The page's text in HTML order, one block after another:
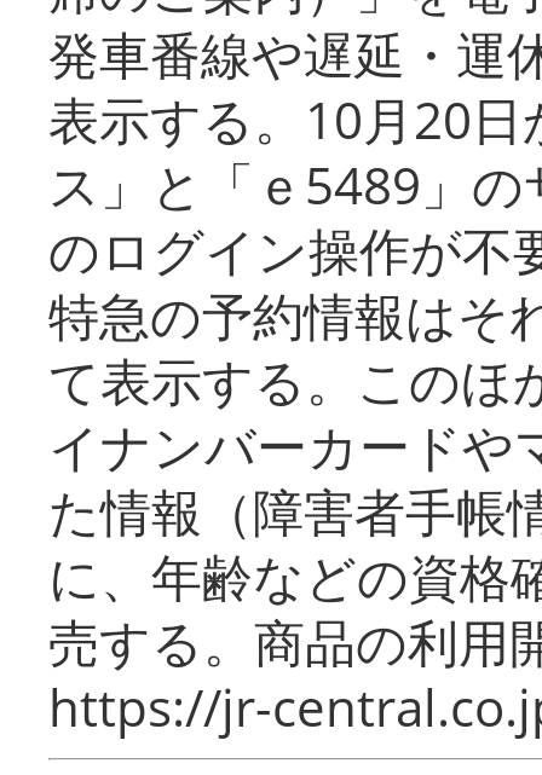
発車番線や遅延・運
表示する。10月20
ス」と「ｅ5489」
のログイン操作が不
特急の予約情報はそ
て表示する。このほ
イナンバーカードや
た情報（障害者手帳
に、年齢などの資格
売する。商品の利用
https://jr-